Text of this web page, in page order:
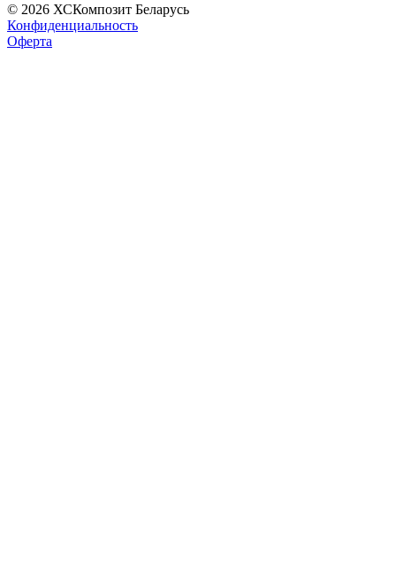
© 2026 ХСКомпозит Беларусь
Конфиденциальность
Оферта